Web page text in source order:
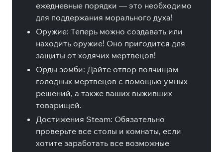
ежедневные порядки — это необходимо
для поддержания морального духа!
Оружие: Теперь можно создавать или
находить оружие! Оно пригодится для
защиты от ходячих мертвецов!
Орды зомби: Дайте отпор полчищам
голодных мертвецов с помощью умных
решений, а также ваших выживших
товарищей.
Достижения Steam: Обязательно
проверьте все столы и комнаты, если
хотите заработать все возможные